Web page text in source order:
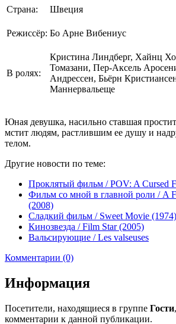
Страна: Швеция
Режиссёр: Бо Арне Вибениус
В ролях:
Кристина Линдберг, Хайнц
Томазани, Пер-Аксель
Андрессен, Бьёрн
Маннервальеще
Юная девушка, насильно ставшая
мстит людям, растлившим ее душу и
телом.
Другие новости по теме:
Проклятый фильм / POV: A Cursed
Фильм со мной в главной роли / A
(2008)
Сладкий фильм / Sweet Movie (1974)
Кинозвезда / Film Star (2005)
Вальсирующие / Les valseuses
Комментарии (0)
Информация
Посетители, находящиеся в группе Гости
комментарии к данной публикации.